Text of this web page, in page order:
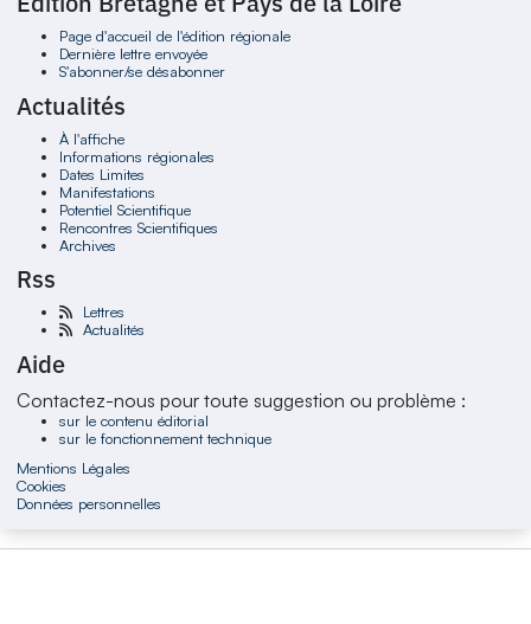
Page d'accueil de l'édition régionale
Dernière lettre envoyée
S'abonner/se désabonner
Actualités
À l'affiche
Informations régionales
Dates Limites
Manifestations
Potentiel Scientifique
Rencontres Scientifiques
Archives
Rss
Lettres
Actualités
Aide
Contactez-nous pour toute suggestion ou problème :
sur le contenu éditorial
sur le fonctionnement technique
Mentions Légales
Cookies
Données personnelles